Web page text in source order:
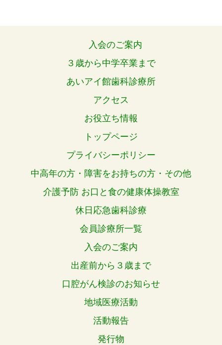
入会のご案内
３歳から中学卒業まで
あいアイ館歯科診療所
アクセス
お役立ち情報
トップページ
プライバシーポリシー
中高年の方・障害をお持ちの方・その他
介護予防 お口と食の健康体操教室
休日応急歯科診療
会員診療所一覧
入会のご案内
出産前から３歳まで
口腔がん検診のお知らせ
地域医療活動
活動報告
発行物